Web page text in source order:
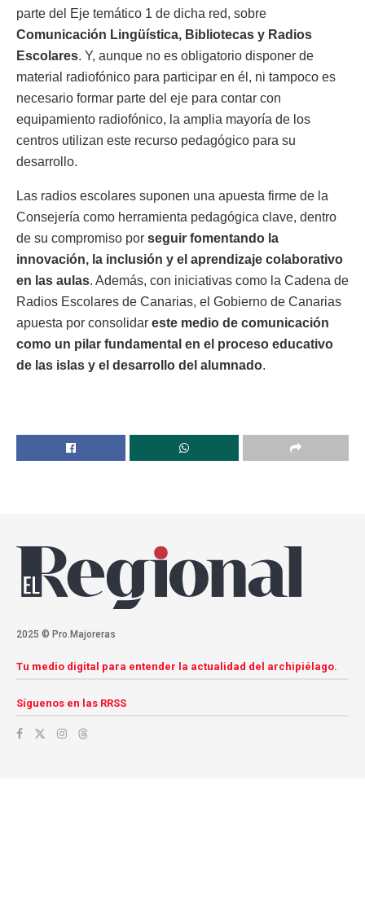
parte del Eje temático 1 de dicha red, sobre
Comunicación Lingüística, Bibliotecas y Radios
Escolares. Y, aunque no es obligatorio disponer de
material radiofónico para participar en él, ni tampoco es
necesario formar parte del eje para contar con
equipamiento radiofónico, la amplia mayoría de los
centros utilizan este recurso pedagógico para su
desarrollo.
Las radios escolares suponen una apuesta firme de la
Consejería como herramienta pedagógica clave, dentro
de su compromiso por seguir fomentando la
innovación, la inclusión y el aprendizaje colaborativo
en las aulas. Además, con iniciativas como la Cadena de
Radios Escolares de Canarias, el Gobierno de Canarias
apuesta por consolidar este medio de comunicación
como un pilar fundamental en el proceso educativo
de las islas y el desarrollo del alumnado.
2025 © Pro.Majoreras
Tu medio digital para entender la actualidad del archipiélago.
Síguenos en las RRSS